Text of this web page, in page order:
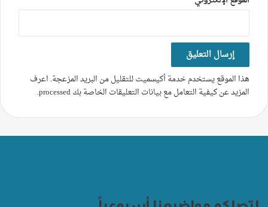
هذا الموقع يستخدم خدمة أكيسميت للتقليل من البريد المزعجة. اعرف
المزيد عن كيفية التعامل مع بيانات التعليقات الخاصة بك processed
.